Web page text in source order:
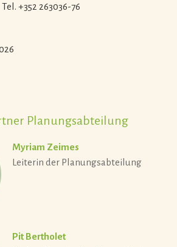
Tel. +352 263036-76
Planungsabteilung
Myriam Zeimes
Leiterin der Planungsabteilung
Pit Bertholet